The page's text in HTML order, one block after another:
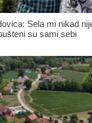
Sela mi nikad
su sami sebi